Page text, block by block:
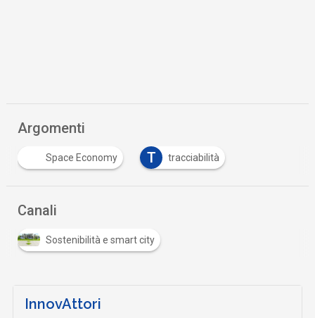
Argomenti
Space Economy T tracciabilità
Canali
Sostenibilità e smart city
InnovAttori